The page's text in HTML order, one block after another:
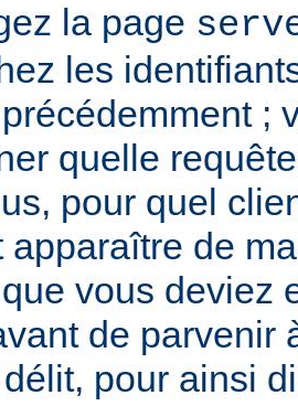
la page
les
;
quelle
pour quel
apparaître de
vous deviez
de parvenir
pour ainsi